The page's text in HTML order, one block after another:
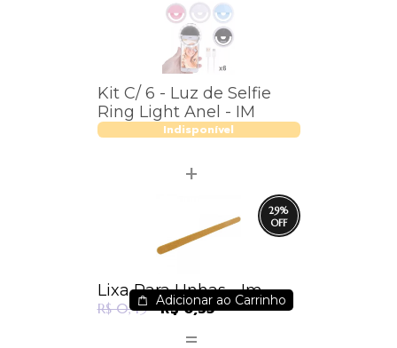
Kit C/ 6 - Luz de Selfie
Ring Light Anel - IM
Indisponível
29%
Lixa Para Unhas - Im
R$ 0,49 R$ 0,35
Adicionar ao Carrinho